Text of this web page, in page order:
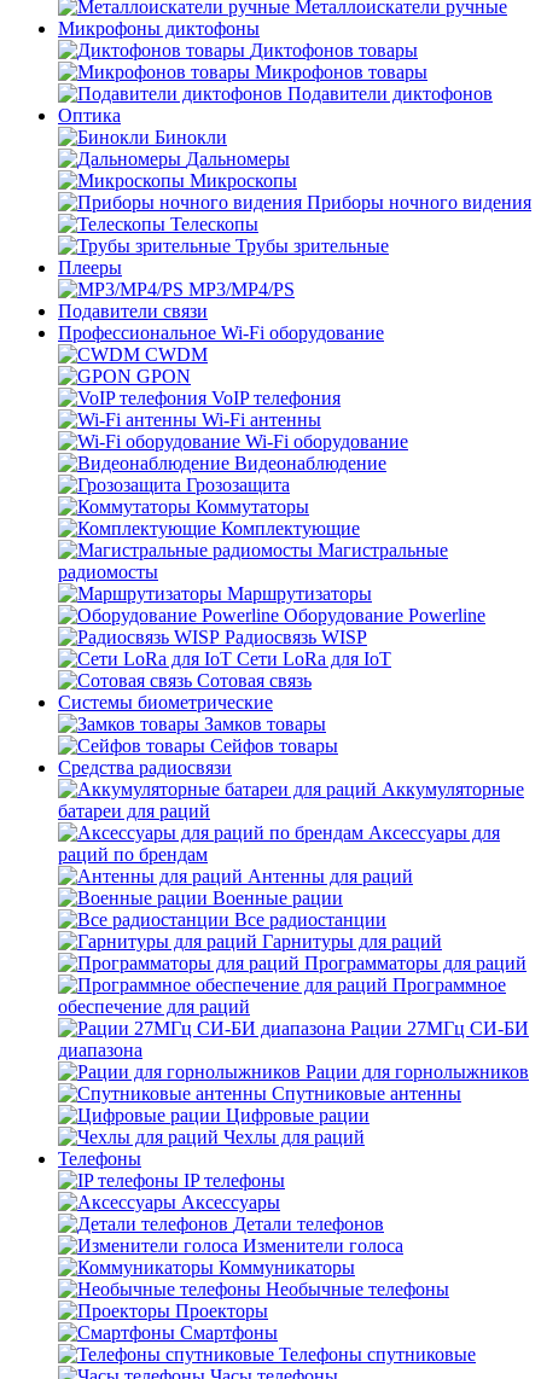
Металлоискатели ручные
Микрофоны диктофоны
Диктофонов товары
Микрофонов товары
Подавители диктофонов
Оптика
Бинокли
Дальномеры
Микроскопы
Приборы ночного видения
Телескопы
Трубы зрительные
Плееры
MP3/MP4/PS
Подавители связи
Профессиональное Wi-Fi оборудование
CWDM
GPON
VoIP телефония
Wi-Fi антенны
Wi-Fi оборудование
Видеонаблюдение
Грозозащита
Коммутаторы
Комплектующие
Магистральные
радиомосты
Маршрутизаторы
Оборудование Powerline
Радиосвязь WISP
Сети LoRa для IoT
Сотовая связь
Системы биометрические
Замков товары
Сейфов товары
Средства радиосвязи
Аккумуляторные
батареи для раций
Аксессуары для
раций по брендам
Антенны для раций
Военные рации
Все радиостанции
Гарнитуры для раций
Программаторы для раций
Программное
обеспечение для раций
Рации 27МГц СИ-БИ
диапазона
Рации для горнолыжников
Спутниковые антенны
Цифровые рации
Чехлы для раций
Телефоны
IP телефоны
Аксессуары
Детали телефонов
Изменители голоса
Коммуникаторы
Необычные телефоны
Проекторы
Смартфоны
Телефоны спутниковые